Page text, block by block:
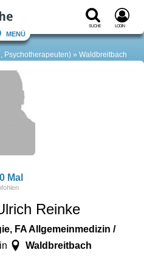
Suche Login
Menü
Psychotherapeuten) Waldbreitbach
0 Mal
Reinke
FA Allgemeinmedizin /
in Waldbreitbach